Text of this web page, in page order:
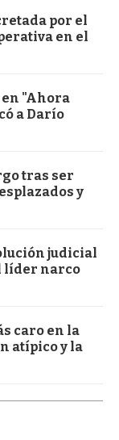
por el
en el
en "Ahora
a Darío
tras ser
y
judicial
líder narco
caro en la
atípico y la